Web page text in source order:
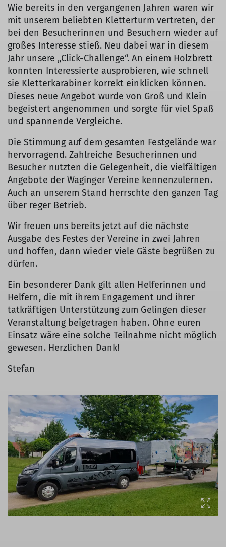
Wie bereits in den vergangenen Jahren waren wir
mit unserem beliebten Kletterturm vertreten, der
bei den Besucherinnen und Besuchern wieder auf
großes Interesse stieß. Neu dabei war in diesem
Jahr unsere „Click-Challenge“. An einem Holzbrett
konnten Interessierte ausprobieren, wie schnell
sie Kletterkarabiner korrekt einklicken können.
Dieses neue Angebot wurde von Groß und Klein
begeistert angenommen und sorgte für viel Spaß
und spannende Vergleiche.
Die Stimmung auf dem gesamten Festgelände war
hervorragend. Zahlreiche Besucherinnen und
Besucher nutzten die Gelegenheit, die vielfältigen
Angebote der Waginger Vereine kennenzulernen.
Auch an unserem Stand herrschte den ganzen Tag
über reger Betrieb.
Wir freuen uns bereits jetzt auf die nächste
Ausgabe des Festes der Vereine in zwei Jahren
und hoffen, dann wieder viele Gäste begrüßen zu
dürfen.
Ein besonderer Dank gilt allen Helferinnen und
Helfern, die mit ihrem Engagement und ihrer
tatkräftigen Unterstützung zum Gelingen dieser
Veranstaltung beigetragen haben. Ohne euren
Einsatz wäre eine solche Teilnahme nicht möglich
gewesen. Herzlichen Dank!
Stefan